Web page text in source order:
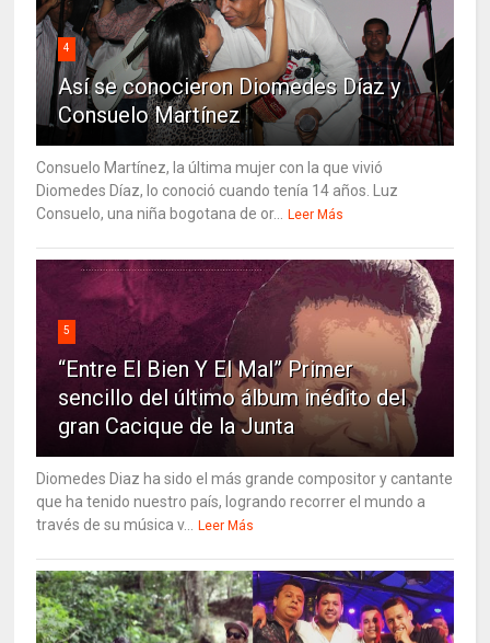
4
Así se conocieron Diomedes Díaz y
Consuelo Martínez
Consuelo Martínez, la última mujer con la que vivió
Diomedes Díaz, lo conoció cuando tenía 14 años. Luz
Consuelo, una niña bogotana de or...
Leer Más
5
“Entre El Bien Y El Mal” Primer
sencillo del último álbum inédito del
gran Cacique de la Junta
Diomedes Diaz ha sido el más grande compositor y cantante
que ha tenido nuestro país, logrando recorrer el mundo a
través de su música v...
Leer Más